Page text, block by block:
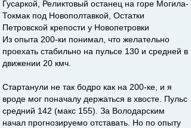
Гусаркой, Реликтовый останец на горе Могила-
Токмак под Новополтавкой, Остатки
Петровской крепости у Новопетровки
Из опыта 200-ки понимал, что желательно
проехать стабильно на пульсе 130 и средней в
движении 20 кмч.
Стартанули не так бодро как на 200-ке, и я
вроде мог поначалу держаться в хвосте. Пульс
средний 142 (макс 155). За Володарским
начал прогнозируемо отставать. Но по опыту